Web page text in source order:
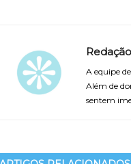
A equipe
Além de
sentem